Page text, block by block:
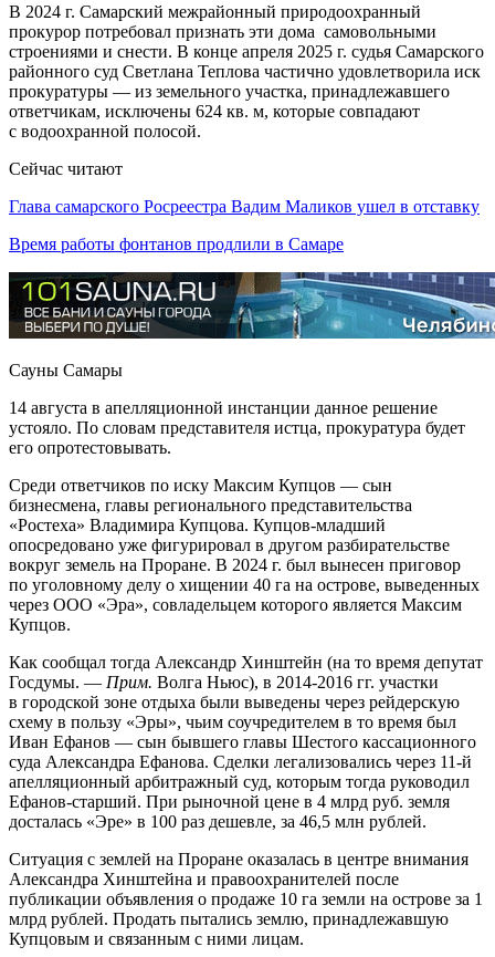
В 2024 г. Самарский межрайонный природоохранный
прокурор потребовал признать эти дома самовольными
строениями и снести. В конце апреля 2025 г. судья Самарского
районного суд Светлана Теплова частично удовлетворила иск
прокуратуры — из земельного участка, принадлежавшего
ответчикам, исключены 624 кв. м, которые совпадают
с водоохранной полосой.
Сейчас читают
Глава самарского Росреестра Вадим Маликов ушел в отставку
Время работы фонтанов продлили в Самаре
Сауны Самары
14 августа в апелляционной инстанции данное решение
устояло. По словам представителя истца, прокуратура будет
его опротестовывать.
Среди ответчиков по иску Максим Купцов — сын
бизнесмена, главы регионального представительства
«Ростеха» Владимира Купцова. Купцов-младший
опосредовано уже фигурировал в другом разбирательстве
вокруг земель на Проране. В 2024 г. был вынесен приговор
по уголовному делу о хищении 40 га на острове, выведенных
через ООО «Эра», совладельцем которого является Максим
Купцов.
Как сообщал тогда Александр Хинштейн (на то время депутат
Госдумы. — Прим. Волга Ньюс), в 2014-2016 гг. участки
в городской зоне отдыха были выведены через рейдерскую
схему в пользу «Эры», чьим соучредителем в то время был
Иван Ефанов — сын бывшего главы Шестого кассационного
суда Александра Ефанова. Сделки легализовались через 11-й
апелляционный арбитражный суд, которым тогда руководил
Ефанов-старший. При рыночной цене в 4 млрд руб. земля
досталась «Эре» в 100 раз дешевле, за 46,5 млн рублей.
Ситуация с землей на Проране оказалась в центре внимания
Александра Хинштейна и правоохранителей после
публикации объявления о продаже 10 га земли на острове за 1
млрд рублей. Продать пытались землю, принадлежавшую
Купцовым и связанным с ними лицам.